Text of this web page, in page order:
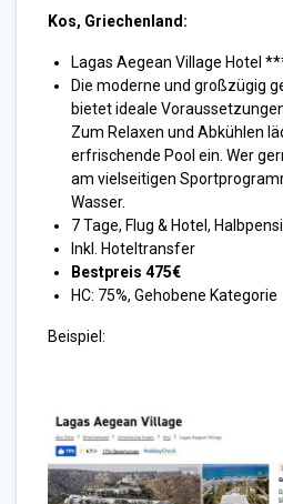
Kos, Griechenland:
Lagas Aegean Village Hotel
Die moderne und großzügig
bietet ideale
Zum Relaxen und Abkühlen
erfrischende Pool ein. Wer
am vielseitigen
Wasser.
7 Tage, Flug & Hotel,
Inkl. Hoteltransfer
Bestpreis 475€
HC: 75%, Gehobene Kategorie
Beispiel: